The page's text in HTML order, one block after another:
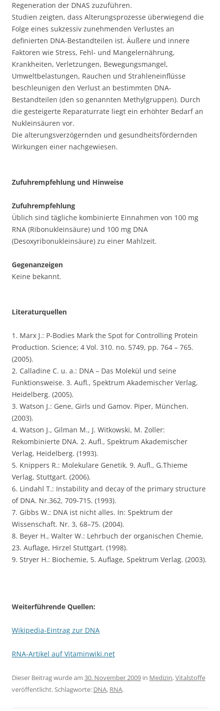
Regeneration der DNAS zuzuführen.
Studien zeigten, dass Alterungsprozesse überwiegend die
Folge eines sukzessiv zunehmenden Verlustes an
definierten DNA-Bestandteilen ist. Äußere und innere
Faktoren wie Stress, Fehl- und Mangelernährung,
Krankheiten, Verletzungen, Bewegungsmangel,
Umweltbelastungen, Rauchen und Strahleneinflüsse
beschleunigen den Verlust an bestimmten DNA-
Bestandteilen (den so genannten Methylgruppen). Durch
die gesteigerte Reparaturrate liegt ein erhöhter Bedarf an
Nukleinsäuren vor.
Die alterungsverzögernden und gesundheitsfördernden
Wirkungen einer nachgewiesen.
Zufuhrempfehlung und Hinweise
Zufuhrempfehlung
Üblich sind tägliche kombinierte Einnahmen von 100 mg
RNA (Ribonukleinsäure) und 100 mg DNA
(Desoxyribonukleinsäure) zu einer Mahlzeit.
Gegenanzeigen
Keine bekannt.
Literaturquellen
1. Marx J.: P-Bodies Mark the Spot for Controlling Protein
Production. Science; 4 Vol. 310. no. 5749, pp. 764 – 765.
(2005).
2. Calladine C. u. a.: DNA – Das Molekül und seine
Funktionsweise. 3. Aufl., Spektrum Akademischer Verlag,
Heidelberg. (2005).
3. Watson J.: Gene, Girls und Gamov. Piper, München.
(2003).
4. Watson J., Gilman M., J. Witkowski, M. Zoller:
Rekombinierte DNA. 2. Aufl., Spektrum Akademischer
Verlag, Heidelberg. (1993).
5. Knippers R.: Molekulare Genetik. 9. Aufl., G.Thieme
Verlag, Stuttgart. (2006).
6. Lindahl T.: Instability and decay of the primary structure
of DNA. Nr.362, 709-715. (1993).
7. Gibbs W.: DNA ist nicht alles. In: Spektrum der
Wissenschaft. Nr. 3, 68–75. (2004).
8. Beyer H., Walter W.: Lehrbuch der organischen Chemie,
23. Auflage, Hirzel Stuttgart. (1998).
9. Stryer H.: Biochemie, 5. Auflage, Spektrum Verlag. (2003).
Weiterführende Quellen:
Wikipedia-Eintrag zur DNA
RNA-Artikel auf Vitaminwiki.net
Dieser Beitrag wurde am 30. November 2009 in Medizin,Vitalstoffe
veröffentlicht. Schlagworte: DNA, RNA.